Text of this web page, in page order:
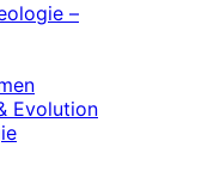
–
Evolution